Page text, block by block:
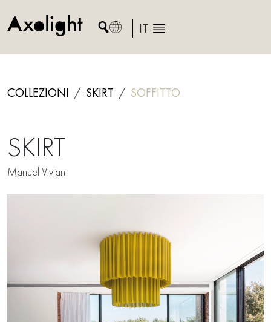
to
IT
COLLEZIONI SKIRT SOFFITTO
SKIRT
Manuel Vivian